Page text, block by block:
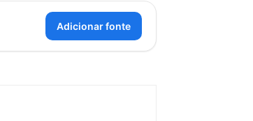
Adicionar fonte